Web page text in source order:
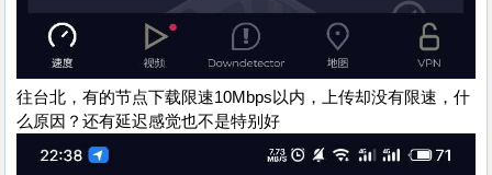
往台北，有的节点下载限速10Mbps以内，上传却没有限速，什
么原因？还有延迟感觉也不是特别好